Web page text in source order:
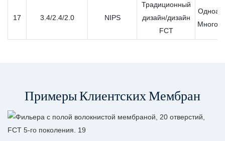
17 3.4/2.4/2.0 NIPS
Традиционный
дизайн/дизайн
FCT
Примеры Клиентских Мембран